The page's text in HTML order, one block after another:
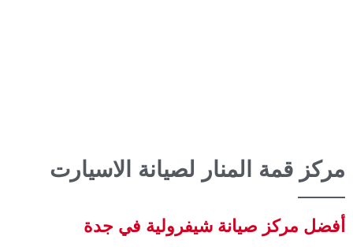
مركز قمة المنار لصيانة الاسيارت
أفضل مركز صيانة شيفرولية في جدة